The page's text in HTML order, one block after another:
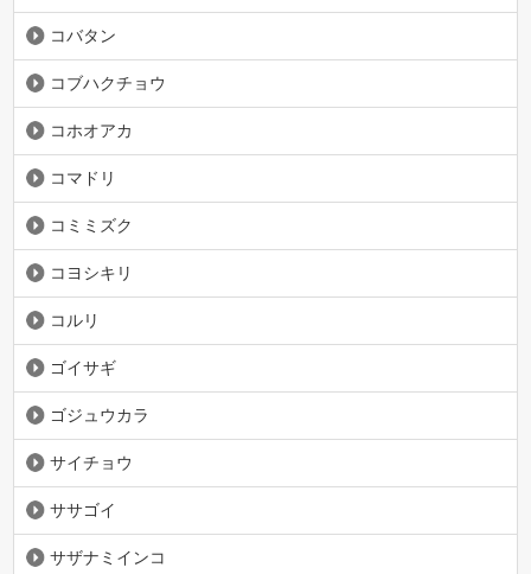
コバタン
コブハクチョウ
コホオアカ
コマドリ
コミミズク
コヨシキリ
コルリ
ゴイサギ
ゴジュウカラ
サイチョウ
ササゴイ
サザナミインコ